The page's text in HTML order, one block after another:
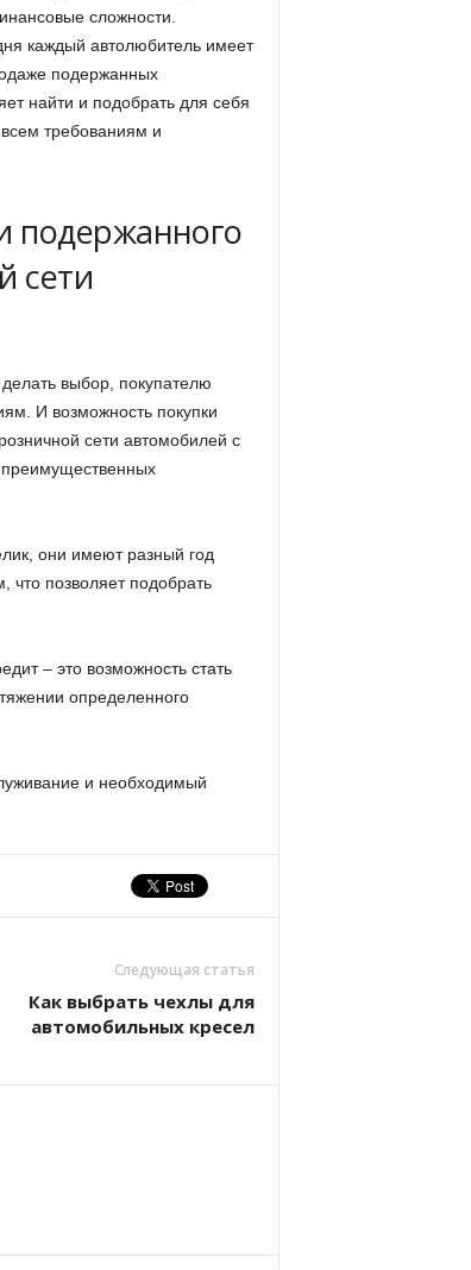
сложности.
каждый автолюбитель имеет
подержанных
найти и подобрать для себя
требованиям и
подержанного
сети
выбор, покупателю
И возможность покупки
сети автомобилей с
преимущественных
они имеют разный год
что позволяет подобрать
– это возможность стать
определенного
и необходимый
Следующая статья
Как выбрать чехлы для
автомобильных кресел